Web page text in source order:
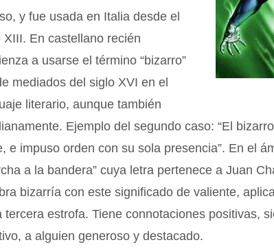
y fue usada en Italia desde el
XIII. En castellano recién
a usarse el término “bizarro”
mediados del siglo XVI en el
literario, aunque también
Ejemplo del segundo caso: “El
e impuso orden con su sola presencia”. En el
a la bandera” cuya letra pertenece a Juan
bizarría con este significado de valiente,
tercera estrofa. Tiene connotaciones positivas,
a alguien generoso y destacado.